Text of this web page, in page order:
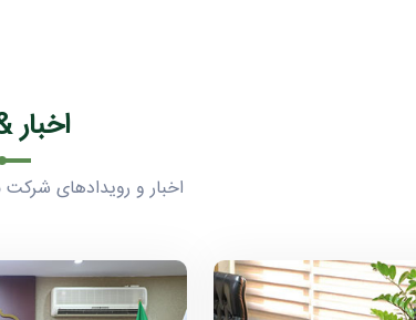
اخبار
اخبار و رویدادهای